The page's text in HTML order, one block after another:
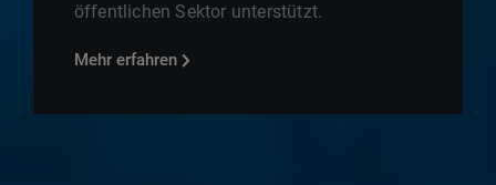
öffentlichen Sektor unterstützt.
Mehr erfahren